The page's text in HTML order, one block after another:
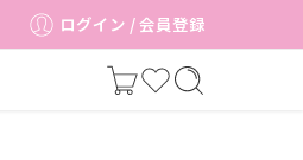
ログイン / 会員登録